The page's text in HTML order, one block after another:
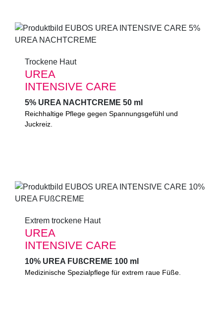
Mikroplastik(gemäß UNEP-Definition)
Trockene Haut
UREA
INTENSIVE CARE
5% UREA NACHTCREME 50 ml
Reichhaltige Pflege gegen Spannungsgefühl und
Juckreiz. Nutzt die Nacht, um die Barrierefunktion
Mikroplastik(gemäß UNEP-Definition)
Trockene Haut
UREA
INTENSIVE CARE
5% UREA NACHTCREME 50 ml
Reichhaltige Pflege gegen Spannungsgefühl und
Juckreiz.
Extrem trockene Haut
UREA
INTENSIVE CARE
10% UREA FUßCREME 100 ml
Medizinische Spezialpflege für extrem trockene, raue
Extrem trockene Haut
UREA
INTENSIVE CARE
10% UREA FUßCREME 100 ml
Medizinische Spezialpflege für extrem raue Füße.